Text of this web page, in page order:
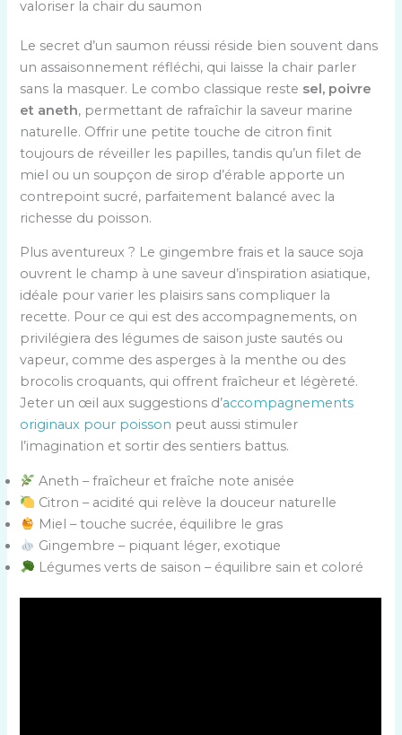
valoriser la chair du saumon
Le secret d’un saumon réussi réside bien souvent dans
un assaisonnement réfléchi, qui laisse la chair parler
sans la masquer. Le combo classique reste sel, poivre
et aneth, permettant de rafraîchir la saveur marine
naturelle. Offrir une petite touche de citron finit
toujours de réveiller les papilles, tandis qu’un filet de
miel ou un soupçon de sirop d’érable apporte un
contrepoint sucré, parfaitement balancé avec la
richesse du poisson.
Plus aventureux ? Le gingembre frais et la sauce soja
ouvrent le champ à une saveur d’inspiration asiatique,
idéale pour varier les plaisirs sans compliquer la
recette. Pour ce qui est des accompagnements, on
privilégiera des légumes de saison juste sautés ou
vapeur, comme des asperges à la menthe ou des
brocolis croquants, qui offrent fraîcheur et légèreté.
Jeter un œil aux suggestions d’accompagnements
originaux pour poisson peut aussi stimuler
l’imagination et sortir des sentiers battus.
Aneth – fraîcheur et fraîche note anisée
Citron – acidité qui relève la douceur naturelle
Miel – touche sucrée, équilibre le gras
Gingembre – piquant léger, exotique
Légumes verts de saison – équilibre sain et coloré